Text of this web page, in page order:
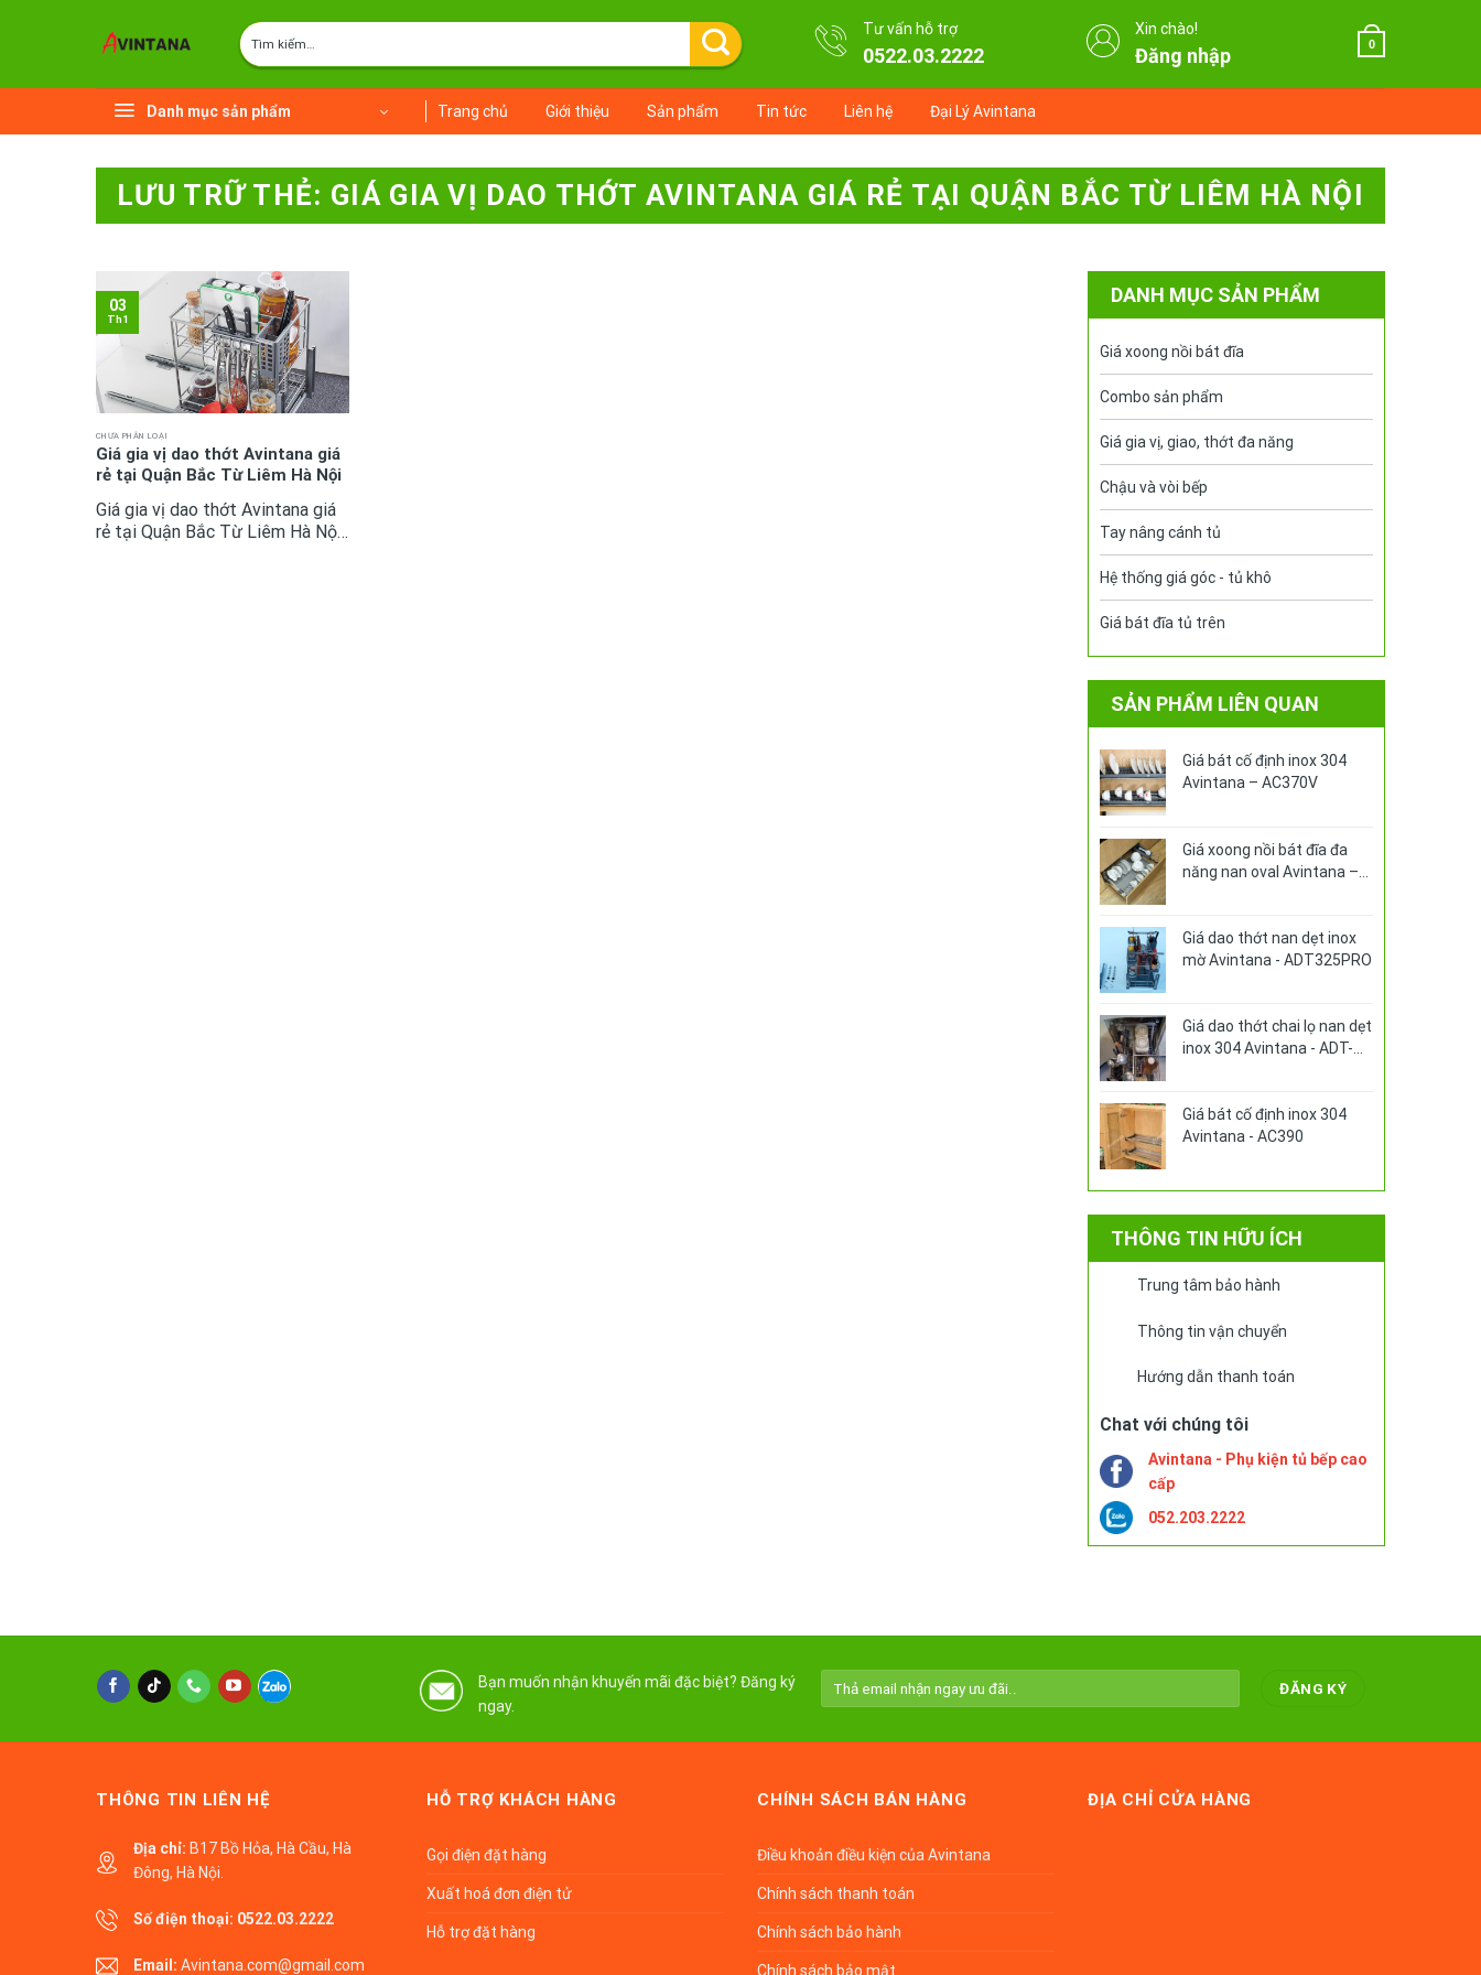
Tìm
kiếm:
Tư vấn hỗ trợ
0522.03.2222
Xin chào!
Đăng nhập
0
Danh mục sản phẩm Trang chủ Giới thiệu Sản phẩm Tin tức Liên hệ Đại Lý Avintana
LƯU TRỮ THẺ: GIÁ GIA VỊ DAO THỚT AVINTANA GIÁ RẺ TẠI QUẬN BẮC TỪ LIÊM HÀ NỘI
CHƯA PHÂN LOẠI
Giá gia vị dao thớt Avintana giá
rẻ tại Quận Bắc Từ Liêm Hà Nội
Giá gia vị dao thớt Avintana giá
rẻ tại Quận Bắc Từ Liêm Hà Nội
03
Th1
DANH MỤC SẢN PHẨM
Giá xoong nồi bát đĩa
Combo sản phẩm
Giá gia vị, giao, thớt đa năng
Chậu và vòi bếp
Tay nâng cánh tủ
Hệ thống giá góc - tủ khô
Giá bát đĩa tủ trên
SẢN PHẨM LIÊN QUAN
Giá bát cố định inox 304
Avintana – AC370V
Giá xoong nồi bát đĩa đa
năng nan oval Avintana –
Giá dao thớt nan dẹt inox
mờ Avintana - ADT325PRO
Giá dao thớt chai lọ nan dẹt
inox 304 Avintana - ADT-
Giá bát cố định inox 304
Avintana - AC390
THÔNG TIN HỮU ÍCH
Trung tâm bảo hành
Thông tin vận chuyển
Hướng dẫn thanh toán
Chat với chúng tôi
Avintana - Phụ kiện tủ bếp cao
cấp
052.203.2222
Bạn muốn nhận khuyến mãi đặc biệt? Đăng ký
ngay.
THÔNG TIN LIÊN HỆ
Địa chỉ: B17 Bồ Hỏa, Hà Cầu, Hà
Đông, Hà Nội.
Số điện thoại: 0522.03.2222
Email: Avintana.com@gmail.com
HỖ TRỢ KHÁCH HÀNG
Gọi điện đặt hàng
Xuất hoá đơn điện tử
Hỗ trợ đặt hàng
CHÍNH SÁCH BÁN HÀNG
Điều khoản điều kiện của Avintana
Chính sách thanh toán
Chính sách bảo hành
Chính sách bảo mật
ĐỊA CHỈ CỬA HÀNG